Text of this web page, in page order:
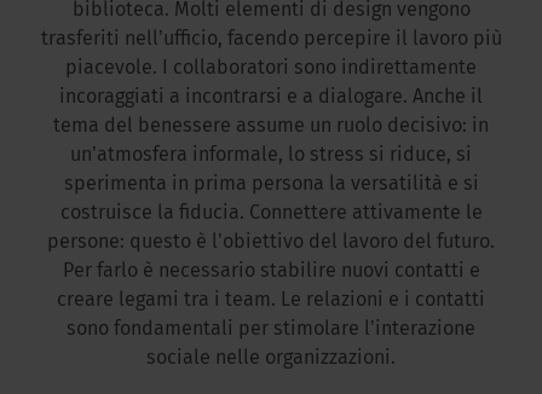
biblioteca. Molti elementi di design vengono
trasferiti nellʼufficio, facendo percepire il lavoro più
piacevole. I collaboratori sono indirettamente
incoraggiati a incontrarsi e a dialogare. Anche il
tema del benessere assume un ruolo decisivo: in
unʼatmosfera informale, lo stress si riduce, si
sperimenta in prima persona la versatilità e si
costruisce la fiducia. Connettere attivamente le
persone: questo è lʼobiettivo del lavoro del futuro.
Per farlo è necessario stabilire nuovi contatti e
creare legami tra i team. Le relazioni e i contatti
sono fondamentali per stimolare lʼinterazione
sociale nelle organizzazioni.